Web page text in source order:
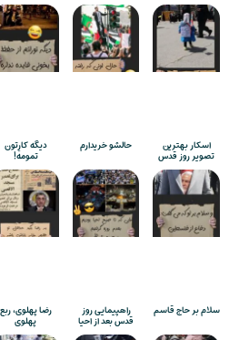
اسکار بهترین
تصویر روز قدس
حالشو خریدارم دیگه کارِتون
تمومه!
سلام بر حاج قاسم راهپیمایی روز
قدس بعد از احیا
رضا پهلوی، ربع
پهلوی